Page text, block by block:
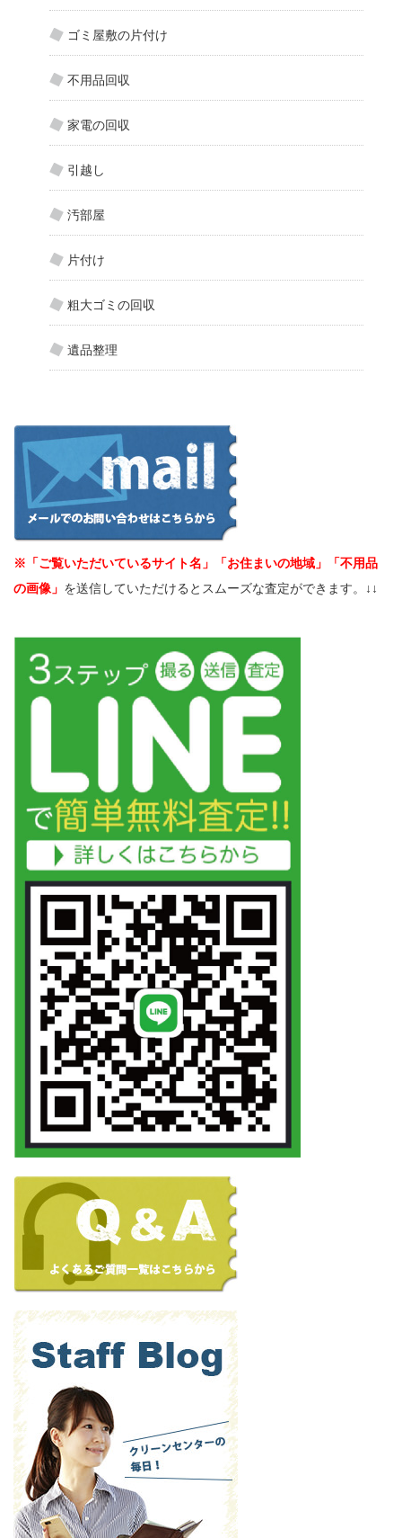
ゴミ屋敷の片付け
不用品回収
家電の回収
引越し
汚部屋
片付け
粗大ゴミの回収
遺品整理
※「ご覧いただいているサイト名」「お住まいの地域」「不用品
の画像」 を送信していただけるとスムーズな査定ができます。↓↓